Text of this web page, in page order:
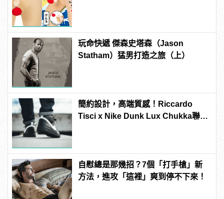
玩命快遞 傑森史塔森（Jason
Statham）猛男打造之旅（上）
簡約設計，高端質感！Riccardo
Tisci x Nike Dunk Lux Chukka聯名
自慰總是那幾招？7個「打手槍」新
方法，進攻「這裡」爽到停不下來！